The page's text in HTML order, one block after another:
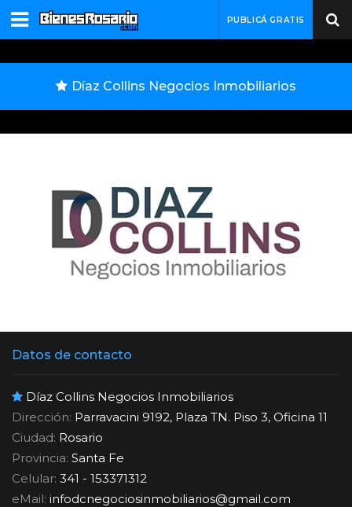
PUBLICÁ GRATIS
Díaz Collins Negocios Inmobiliarios
Datos de contacto
Díaz Collins Negocios Inmobiliarios
Dirección: Parravacini 9192, Plaza TN. Piso 3, Oficina 11
Ciudad: Rosario
Provincia: Santa Fe
Celular: 341 - 153371312
eMail: infodcnegociosinmobiliarios@gmail.com